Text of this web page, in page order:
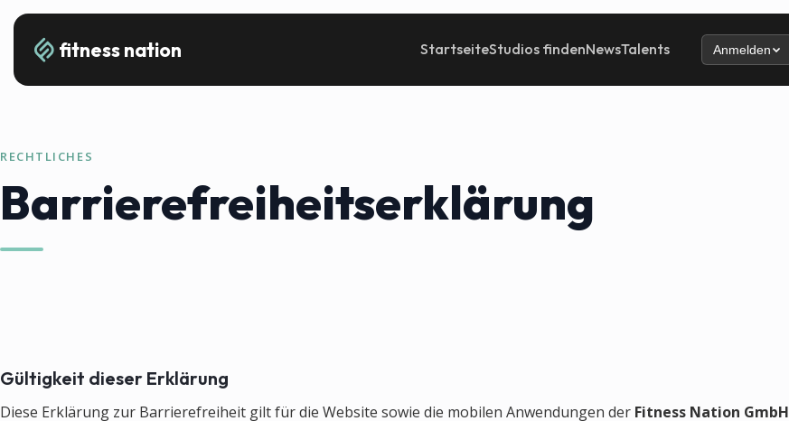
fitness nation StartseiteStudios findenNewsTalents Anmelden
RECHTLICHES
Barrierefreiheitserklärung
Gültigkeit dieser Erklärung
Diese Erklärung zur Barrierefreiheit gilt für die Website sowie die mobilen Anwendungen der Fitness Nation GmbH